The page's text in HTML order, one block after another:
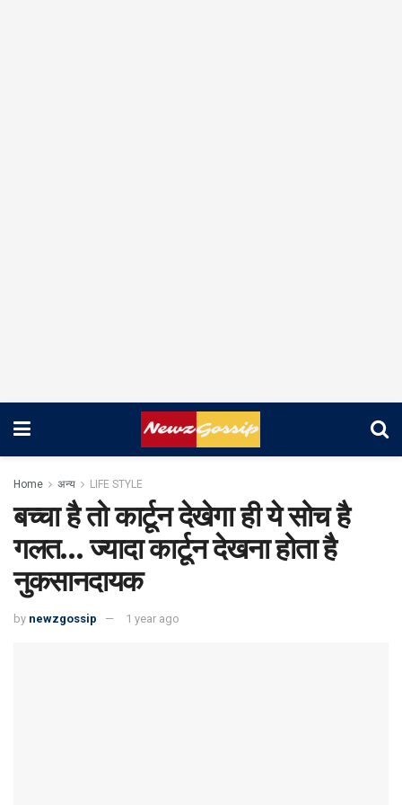
Home अन्य LIFE STYLE
बच्चा है तो कार्टून देखेगा ही ये सोच है
गलत… ज्यादा कार्टून देखना होता है
नुकसानदायक
by newzgossip 1 year ago